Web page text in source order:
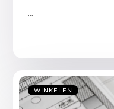
...
WINKELEN